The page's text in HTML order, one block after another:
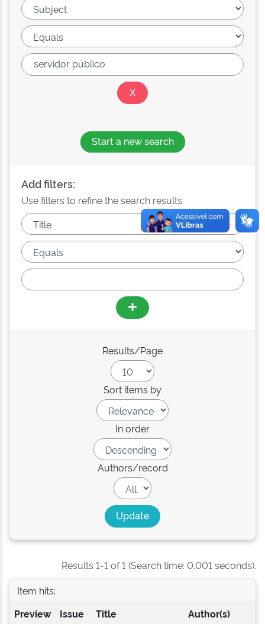
Start a new search
Add filters:
Use filters to refine the search results.
Results/Page
Sort items by
In order
Authors/record
Results 1-1 of 1 (Search time: 0.001 seconds).
Item hits:
Preview
Issue
Title Author(s)